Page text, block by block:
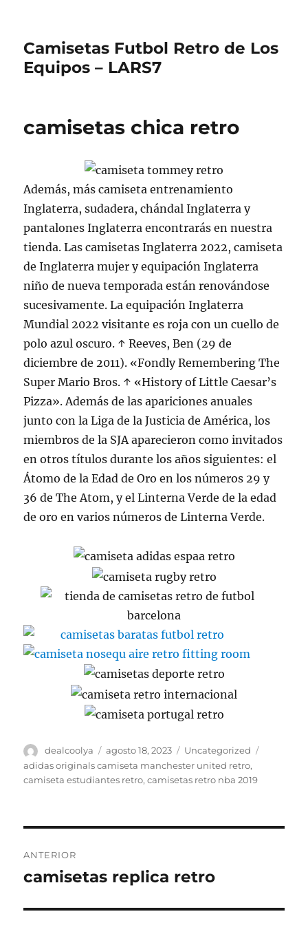
Camisetas Futbol Retro de Los
Equipos – LARS7
camisetas chica retro
Además, más camiseta entrenamiento
Inglaterra, sudadera, chándal Inglaterra y
pantalones Inglaterra encontrarás en nuestra
tienda. Las camisetas Inglaterra 2022, camiseta
de Inglaterra mujer y equipación Inglaterra
niño de nueva temporada están renovándose
sucesivamente. La equipación Inglaterra
Mundial 2022 visitante es roja con un cuello de
polo azul oscuro. ↑ Reeves, Ben (29 de
diciembre de 2011). «Fondly Remembering The
Super Mario Bros. ↑ «History of Little Caesar’s
Pizza». Además de las apariciones anuales
junto con la Liga de la Justicia de América, los
miembros de la SJA aparecieron como invitados
en otros títulos durante los años siguientes: el
Átomo de la Edad de Oro en los números 29 y
36 de The Atom, y el Linterna Verde de la edad
de oro en varios números de Linterna Verde.
Autor
dealcoolya
Publicado
el
agosto 18, 2023 Categorías
Uncategorized
adidas originals camiseta manchester united retro,
camiseta estudiantes retro,camisetas retro nba 2019
de
ANTERIOR
Entrada
camisetas replica retro